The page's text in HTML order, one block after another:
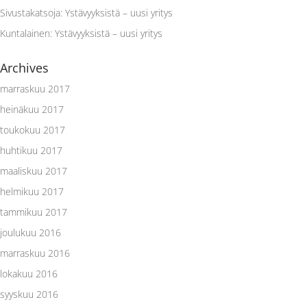
Sivustakatsoja: Ystävyyksistä – uusi yritys
Kuntalainen: Ystävyyksistä – uusi yritys
Archives
marraskuu 2017
heinäkuu 2017
toukokuu 2017
huhtikuu 2017
maaliskuu 2017
helmikuu 2017
tammikuu 2017
joulukuu 2016
marraskuu 2016
lokakuu 2016
syyskuu 2016